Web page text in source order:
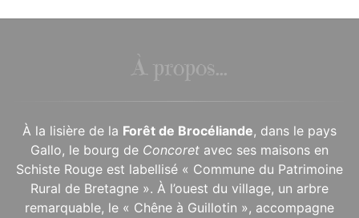
À propos...
À la lisière de la Forêt de Brocéliande, dans le pays
Gallo, le bourg de Concoret avec ses maisons en
Schiste Rouge est labellisé « Commune du Patrimoine
Rural de Bretagne ». À l’ouest du village, un arbre
remarquable, le « Chêne à Guillotin », accompagne